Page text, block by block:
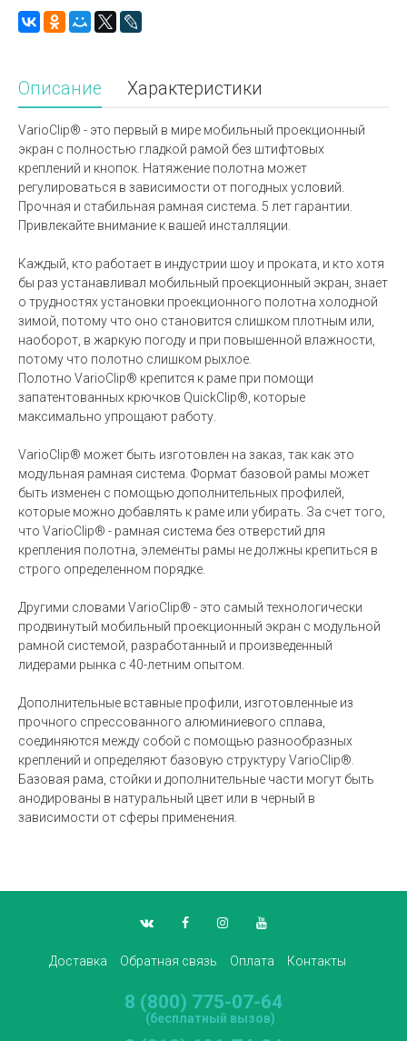
Описание Характеристики
VarioClip® - это первый в мире мобильный проекционный
экран с полностью гладкой рамой без штифтовых
креплений и кнопок. Натяжение полотна может
регулироваться в зависимости от погодных условий.
Прочная и стабильная рамная система. 5 лет гарантии.
Привлекайте внимание к вашей инсталляции.
Каждый, кто работает в индустрии шоу и проката, и кто хотя
бы раз устанавливал мобильный проекционный экран, знает
о трудностях установки проекционного полотна холодной
зимой, потому что оно становится слишком плотным или,
наоборот, в жаркую погоду и при повышенной влажности,
потому что полотно слишком рыхлое.
Полотно VarioClip® крепится к раме при помощи
запатентованных крючков QuickClip®, которые
максимально упрощают работу.
VarioClip® может быть изготовлен на заказ, так как это
модульная рамная система. Формат базовой рамы может
быть изменен с помощью дополнительных профилей,
которые можно добавлять к раме или убирать. За счет того,
что VarioClip® - рамная система без отверстий для
крепления полотна, элементы рамы не должны крепиться в
строго определенном порядке.
Другими словами VarioClip® - это самый технологически
продвинутый мобильный проекционный экран с модульной
рамной системой, разработанный и произведенный
лидерами рынка с 40-летним опытом.
Дополнительные вставные профили, изготовленные из
прочного спрессованного алюминиевого сплава,
соединяются между собой с помощью разнообразных
креплений и определяют базовую структуру VarioClip®.
Базовая рама, стойки и дополнительные части могут быть
анодированы в натуральный цвет или в черный в
зависимости от сферы применения.
Доставка Обратная связь Оплата Контакты
8 (800) 775-07-64
(бесплатный вызов)